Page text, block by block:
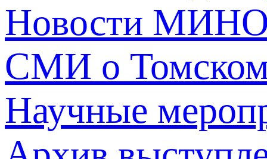
Новости
СМИ о
Научные